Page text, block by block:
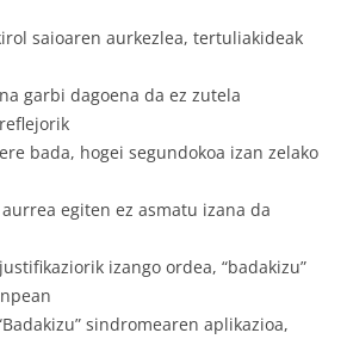
saioaren aurkezlea, tertuliakideak
garbi dagoena da ez zutela
bada, hogei segundokoa izan zelako
egiten ez asmatu izana da
izango ordea, “badakizu”
sindromearen aplikazioa,